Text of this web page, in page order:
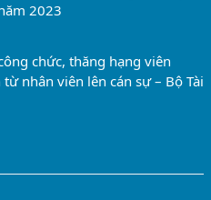
2023
chức, thăng hạng viên
nhân viên lên cán sự – Bộ Tài